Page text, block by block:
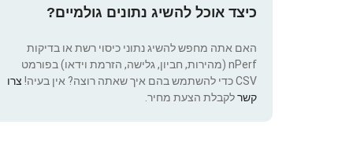
כיצד אוכל להשיג נתונים גולמיים?
האם אתה מחפש להשיג נתוני כיסוי רשת או בדיקות
nPerf (מהירות, חביון, גלישה, הזרמת וידאו) בפורמט
CSV כדי להשתמש בהם איך שאתה רוצה? אין בעיה!
צרו
קשרלקבלת הצעת מחיר.